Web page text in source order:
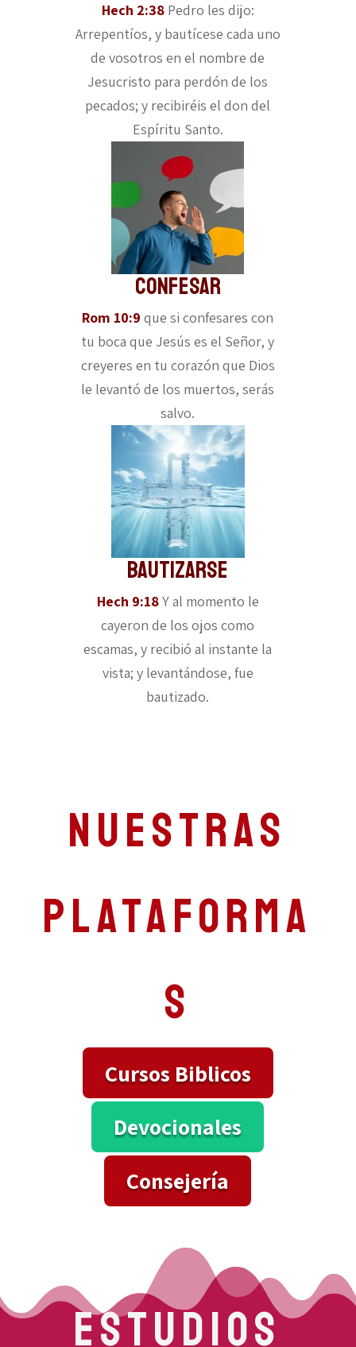
Hech 2:38Pedro les dijo:
Arrepentíos, y bautícese cada uno
de vosotros en el nombre de
Jesucristo para perdón de los
pecados; y recibiréis el don del
Espíritu Santo.
Confesar
Rom 10:9 que si confesares con
tu boca que Jesús es el Señor, y
creyeres en tu corazón que Dios
le levantó de los muertos, serás
salvo.
Bautizarse
Hech 9:18Y al momento le
cayeron de los ojos como
escamas, y recibió al instante la
vista; y levantándose, fue
bautizado.
Nuestras
plataforma
s
Cursos Biblicos
Devocionales
Consejería
Estudios